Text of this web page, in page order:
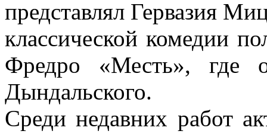
представлял Гервазия
классической комедии
Фредро «Месть», где
Дындальского.
Среди недавних работ